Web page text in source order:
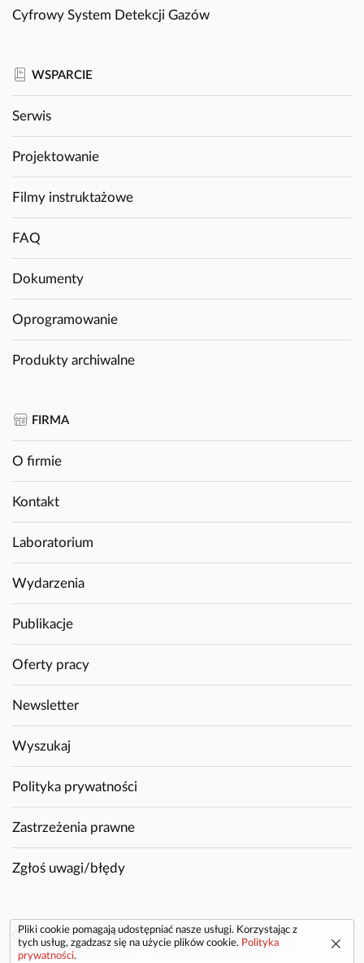
Cyfrowy System Detekcji Gazów
WSPARCIE
Serwis
Projektowanie
Filmy instruktażowe
FAQ
Dokumenty
Oprogramowanie
Produkty archiwalne
FIRMA
O firmie
Kontakt
Laboratorium
Wydarzenia
Publikacje
Oferty pracy
Newsletter
Wyszukaj
Polityka prywatności
Zastrzeżenia prawne
Zgłoś uwagi/błędy
Copyright © 2026 GAZEX. Wszelkie prawa zastrzeżone.
Pliki cookie pomagają udostępniać nasze usługi. Korzystając z
tych usług, zgadzasz się na użycie plików cookie. Polityka
prywatności.